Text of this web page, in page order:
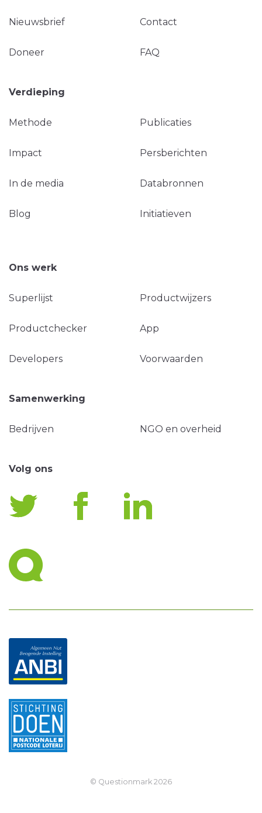
Nieuwsbrief Contact
Doneer FAQ
Verdieping
Methode Publicaties
Impact Persberichten
In de media Databronnen
Blog Initiatieven
Ons werk
Superlijst Productwijzers
Productchecker App
Developers Voorwaarden
Samenwerking
Bedrijven NGO en overheid
Volg ons
© Questionmark 2026